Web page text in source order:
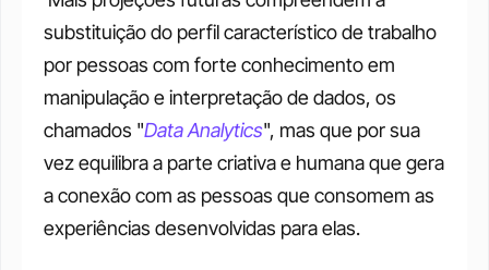
substituição do perfil característico de trabalho
por pessoas com forte conhecimento em
manipulação e interpretação de dados, os
chamados "Data Analytics", mas que por sua
vez equilibra a parte criativa e humana que gera
a conexão com as pessoas que consomem as
experiências desenvolvidas para elas.